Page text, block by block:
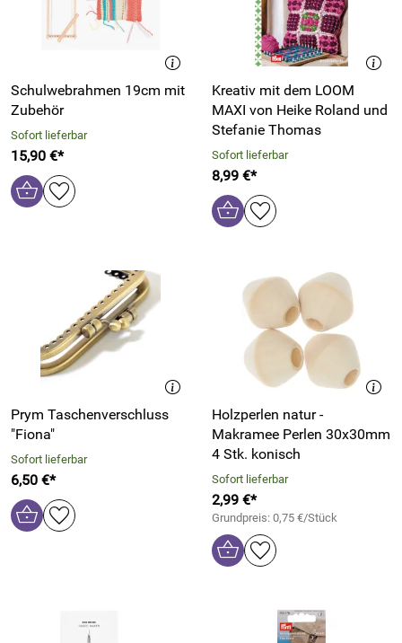
Schulwebrahmen 19cm mit
Zubehör
Sofort lieferbar
15,90 €*
Kreativ mit dem LOOM
MAXI von Heike Roland und
Stefanie Thomas
Sofort lieferbar
8,99 €*
Prym Taschenverschluss
"Fiona"
Sofort lieferbar
6,50 €*
Holzperlen natur -
Makramee Perlen 30x30mm
4 Stk. konisch
Sofort lieferbar
2,99 €*
Grundpreis: 0,75 €/Stück